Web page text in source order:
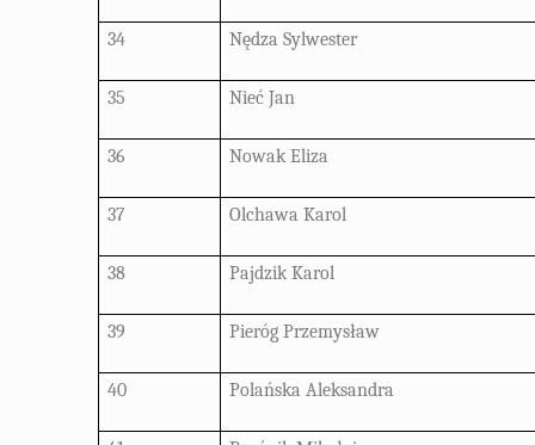
34 Nędza Sylwester
35 Nieć Jan
36 Nowak Eliza
37 Olchawa Karol
38 Pajdzik Karol
39 Pieróg Przemysław
40 Polańska Aleksandra